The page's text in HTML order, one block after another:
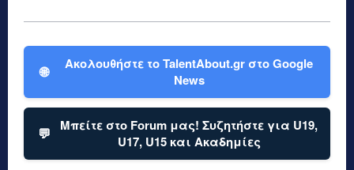
🌐
Ακολουθήστε το TalentAbout.gr στο Google
News
💬
Μπείτε στο Forum μας! Συζητήστε για U19,
U17, U15 και Ακαδημίες